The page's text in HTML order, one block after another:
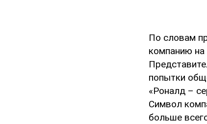
По словам
компанию на
попытки
«Роналд –
Символ
больше